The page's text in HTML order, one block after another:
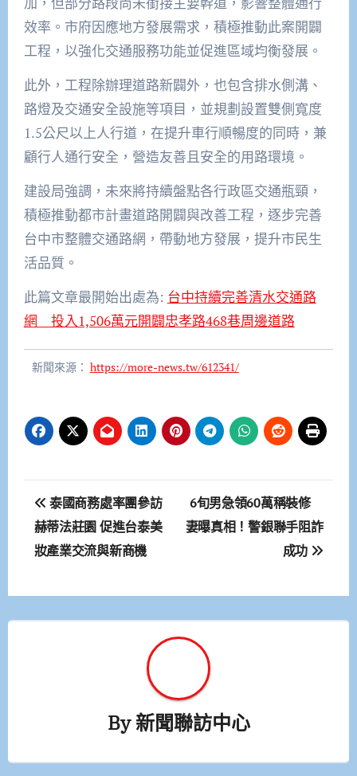
效率。市府因應地方發展需求，積極推動此案開闢
工程，以強化交通服務功能並促進區域均衡發展。
此外，工程除辦理道路新闢外，也包含排水側溝、
路燈及交通安全設施等項目，並規劃設置雙側寬度
1.5公尺以上人行道，在提升車行順暢度的同時，兼
顧行人通行安全，營造友善且安全的用路環境。
建設局強調，未來將持續盤點各行政區交通瓶頸，
積極推動都市計畫道路開闢與改善工程，逐步完善
台中市整體交通路網，帶動地方發展，提升市民生
活品質。
此篇文章最開始出處為: 台中持續完善清水交通路
網 投入1,506萬元開闢忠孝路468巷周邊道路
新聞來源： https://more-news.tw/612341/
文
章
導
覽
泰國商務處率團參訪
赫蒂法莊園 促進台泰美
妝產業交流與新商機
6旬男急領60萬稱裝修
妻曝真相！警銀聯手阻詐
成功
By新聞聯訪中心